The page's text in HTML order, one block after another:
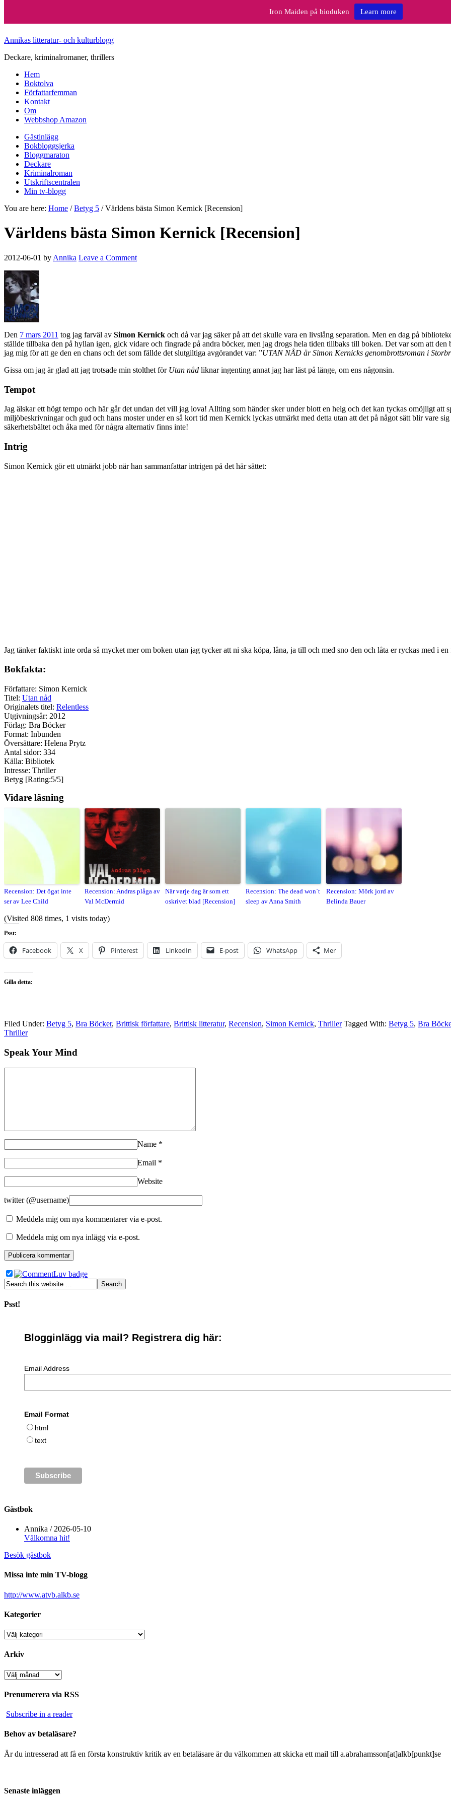
Annikas litteratur- och kulturblogg
Deckare, kriminalromaner, thrillers
Hem
Boktolva
Författarfemman
Kontakt
Om
Webbshop Amazon
Gästinlägg
Bokbloggsjerka
Bloggmaraton
Deckare
Kriminalroman
Utskriftscentralen
Min tv-blogg
You are here: Home / Betyg 5 /Världens bästa Simon Kernick [Recension]
Världens bästa Simon Kernick [Recension]
2012-06-01 by Annika Leave a Comment
Den 7 mars 2011 tog jag farväl av Simon Kernick och då var jag säker på att det skulle vara en livslång separation. Men en dag på
ställde tillbaka den på hyllan igen, gick vidare och fingrade på andra böcker, men jag drogs hela tiden tillbaks till boken. Det var som att
jag mig för att ge den en chans och det som fällde det slutgiltiga avgörandet var: ”UTAN NÅD är Simon Kernicks genombrottsroman i
Gissa om jag är glad att jag trotsade min stolthet för Utan nåd liknar ingenting annat jag har läst på länge, om ens någonsin.
Tempot
Jag älskar ett högt tempo och här går det undan det vill jag lova! Allting som händer sker under blott en helg och det kan tyckas omöjligt att
miljöbeskrivningar och gud och hans moster under en så kort tid men Kernick lyckas utmärkt med detta utan att det på något sätt blir vare
säkerhetsbältet och åka med för några alternativ finns inte!
Intrig
Simon Kernick gör ett utmärkt jobb när han sammanfattar intrigen på det här sättet:
Jag tänker faktiskt inte orda så mycket mer om boken utan jag tycker att ni ska köpa, låna, ja till och med sno den och låta er ryckas med i
Bokfakta:
Författare: Simon Kernick
Titel: Utan nåd
Originalets titel: Relentless
Utgivningsår: 2012
Förlag: Bra Böcker
Format: Inbunden
Översättare: Helena Prytz
Antal sidor: 334
Källa: Bibliotek
Intresse: Thriller
Betyg [Rating:5/5]
Vidare läsning
Recension: Det ögat inte
ser av Lee Child
Recension: Andras plåga av
Val McDermid
När varje dag är som ett
oskrivet blad [Recension]
Recension: The dead won´t
sleep av Anna Smith
Recension: Mörk jord av
Belinda Bauer
(Visited 808 times, 1 visits today)
Psst:
Facebook X Pinterest LinkedIn E-post WhatsApp Mer
Gilla detta:
Filed Under: Betyg 5, Bra Böcker, Brittisk författare, Brittisk litteratur, Recension, Simon Kernick, Thriller Tagged With: Betyg 5, Bra
Thriller
Speak Your Mind
Name *
Email *
Website
twitter (@username)
Meddela mig om nya kommentarer via e-post.
Meddela mig om nya inlägg via e-post.
Psst!
Blogginlägg via mail? Registrera dig här:
Email Address
Email Format
html
text
Gästbok
Annika / 2026-05-10
Välkomna hit!
Besök gästbok
Missa inte min TV-blogg
http://www.atvb.alkb.se
Kategorier
Kategorier
Arkiv
Arkiv
Prenumerera via RSS
Subscribe in a reader
Behov av betaläsare?
Är du intresserad att få en första konstruktiv kritik av en betaläsare är du välkommen att skicka ett mail till a.abrahamsson[at]alkb[punkt]se
Senaste inläggen
Iron Maiden på bioduken Learn more